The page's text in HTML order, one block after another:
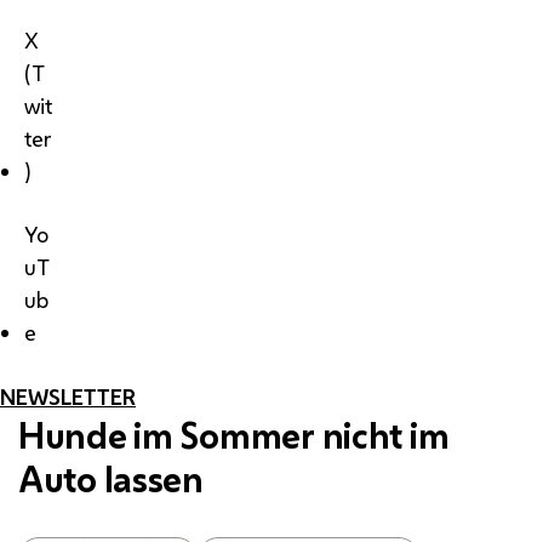
X
(T
wit
ter
)
Yo
uT
ub
e
NEWSLETTER
Hunde im Sommer nicht im
Auto lassen